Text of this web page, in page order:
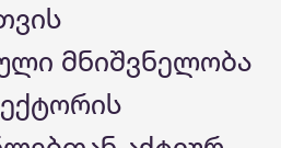
მნიშვნელობა